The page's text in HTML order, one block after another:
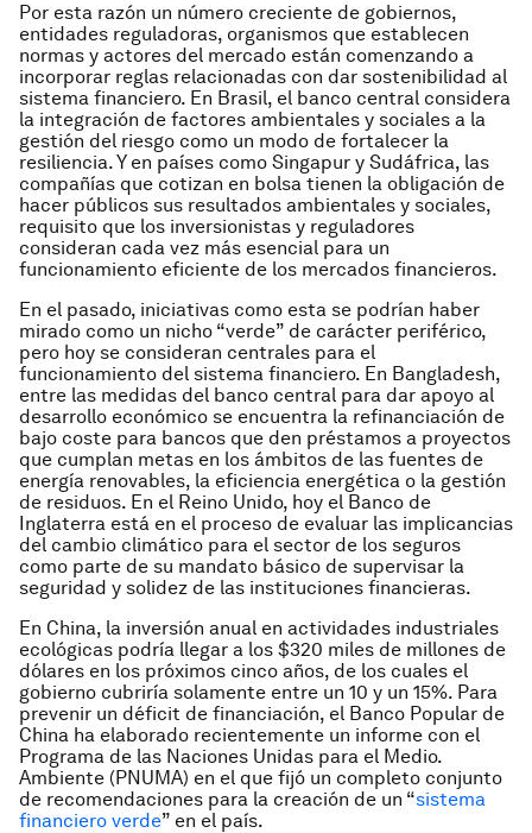
Por esta razón un número creciente de gobiernos,
entidades reguladoras, organismos que establecen
normas y actores del mercado están comenzando a
incorporar reglas relacionadas con dar sostenibilidad al
sistema financiero. En Brasil, el banco central considera
la integración de factores ambientales y sociales a la
gestión del riesgo como un modo de fortalecer la
resiliencia. Y en países como Singapur y Sudáfrica, las
compañías que cotizan en bolsa tienen la obligación de
hacer públicos sus resultados ambientales y sociales,
requisito que los inversionistas y reguladores
consideran cada vez más esencial para un
funcionamiento eficiente de los mercados financieros.
En el pasado, iniciativas como esta se podrían haber
mirado como un nicho “verde” de carácter periférico,
pero hoy se consideran centrales para el
funcionamiento del sistema financiero. En Bangladesh,
entre las medidas del banco central para dar apoyo al
desarrollo económico se encuentra la refinanciación de
bajo coste para bancos que den préstamos a proyectos
que cumplan metas en los ámbitos de las fuentes de
energía renovables, la eficiencia energética o la gestión
de residuos. En el Reino Unido, hoy el Banco de
Inglaterra está en el proceso de evaluar las implicancias
del cambio climático para el sector de los seguros
como parte de su mandato básico de supervisar la
seguridad y solidez de las instituciones financieras.
En China, la inversión anual en actividades industriales
ecológicas podría llegar a los $320 miles de millones de
dólares en los próximos cinco años, de los cuales el
gobierno cubriría solamente entre un 10 y un 15%. Para
prevenir un déficit de financiación, el Banco Popular de
China ha elaborado recientemente un informe con el
Programa de las Naciones Unidas para el Medio.
Ambiente (PNUMA) en el que fijó un completo conjunto
de recomendaciones para la creación de un “sistema
financiero verde” en el país.